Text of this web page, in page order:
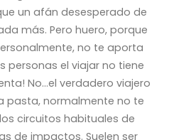
un afán desesperado de
más. Pero huero, porque
no te aporta
personas el viajar no tiene
No…el verdadero viajero
pasta, normalmente no te
circuitos habituales de
de impactos. Suelen ser